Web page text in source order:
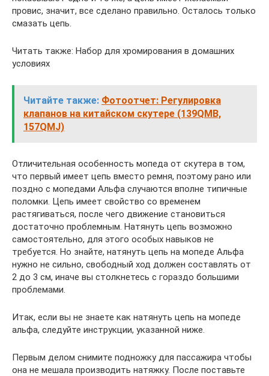
провис, значит, все сделано правильно. Осталось только
смазать цепь.
Читать также: Набор для хромирования в домашних
условиях
Читайте также: Фотоотчет: Регулировка
клапанов на китайском скутере (139QMB,
157QMJ)
Отличительная особенность мопеда от скутера в том,
что первый имеет цепь вместо ремня, поэтому рано или
поздно с мопедами Альфа случаются вполне типичные
поломки. Цепь имеет свойство со временем
растягиваться, после чего движение становиться
достаточно проблемным. Натянуть цепь возможно
самостоятельно, для этого особых навыков не
требуется. Но знайте, натянуть цепь на мопеде Альфа
нужно не сильно, свободный ход должен составлять от
2 до 3 см, иначе вы столкнетесь с гораздо большими
проблемами.
Итак, если вы не знаете как натянуть цепь на мопеде
альфа, следуйте инструкции, указанной ниже.
Первым делом снимите подножку для пассажира чтобы
она не мешала производить натяжку. После поставьте